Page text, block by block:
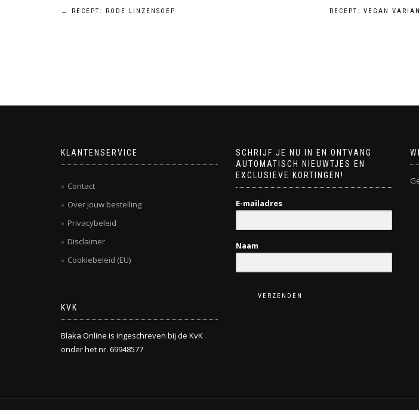
Bericht
← RECEPT: RODE LINZENSOEP
RECEPT: VEGAN
KLANTENSERVICE
Contact
Over jouw bestelling
Privacybeleid
Disclaimer
Cookiebeleid (EU)
KVK
Blaka Online is ingeschreven bij de KvK
onder het nr. 69948577
SCHRIJF JE NU IN EN ONTVANG
AUTOMATISCH NIEUWTJES EN
EXCLUSIEVE KORTINGEN!
E-mailadres
Naam
VERZENDEN